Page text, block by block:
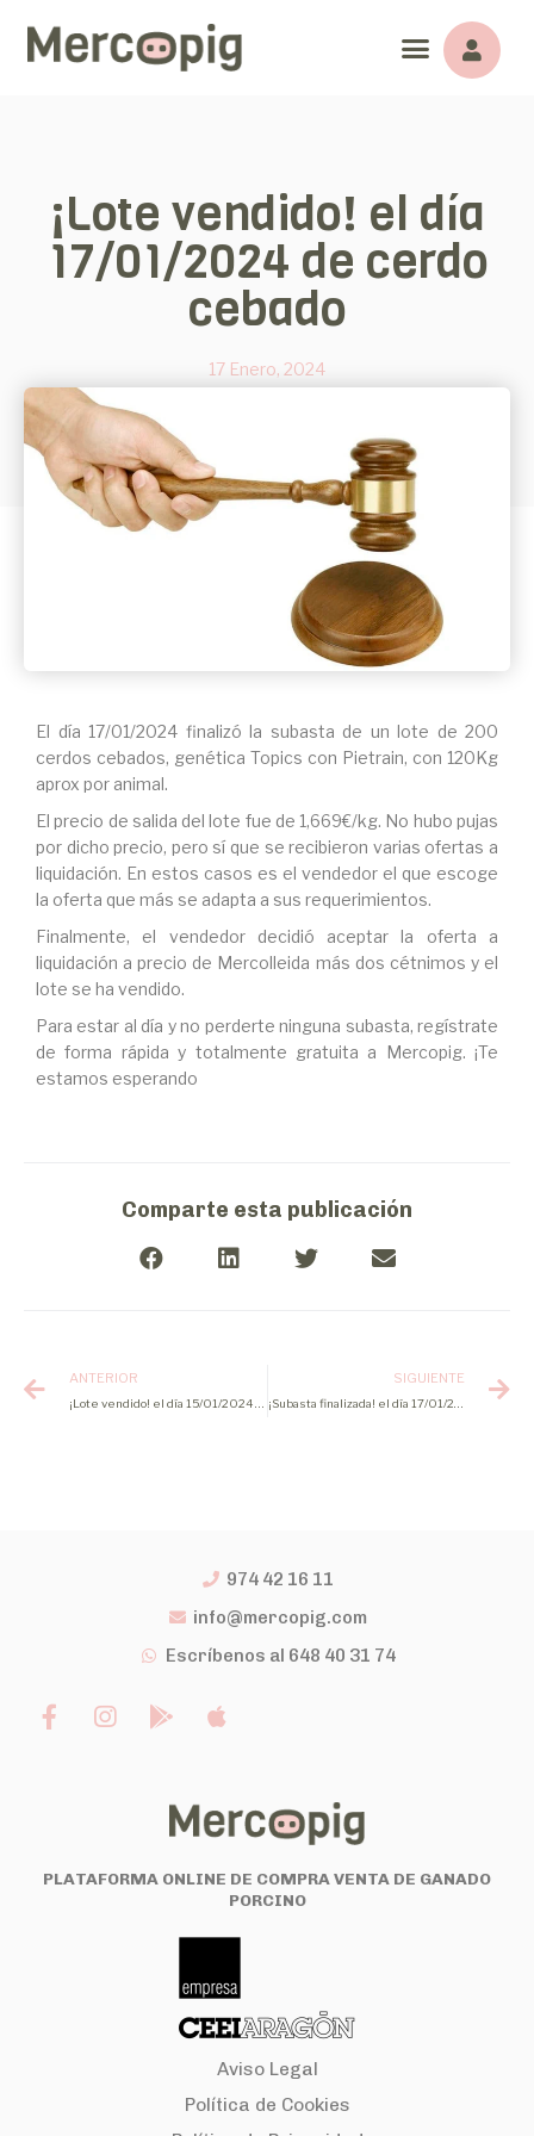
¡Lote vendido! el día
17/01/2024 de cerdo
cebado
17 Enero, 2024
El día 17/01/2024 finalizó la subasta de un lote de 200
cerdos cebados, genética Topics con Pietrain, con 120Kg
aprox por animal.
El precio de salida del lote fue de 1,669€/kg. No hubo pujas
por dicho precio, pero sí que se recibieron varias ofertas a
liquidación. En estos casos es el vendedor el que escoge
la oferta que más se adapta a sus requerimientos.
Finalmente, el vendedor decidió aceptar la oferta a
liquidación a precio de Mercolleida más dos cétnimos y el
lote se ha vendido.
Para estar al día y no perderte ninguna subasta, regístrate
de forma rápida y totalmente gratuita a Mercopig. ¡Te
estamos esperando
Comparte esta publicación
ANTERIOR SIGUIENTE
974 42 16 11
info@mercopig.com
Escríbenos al 648 40 31 74
PLATAFORMA ONLINE DE COMPRA VENTA DE GANADO
PORCINO
Aviso Legal
Política de Cookies